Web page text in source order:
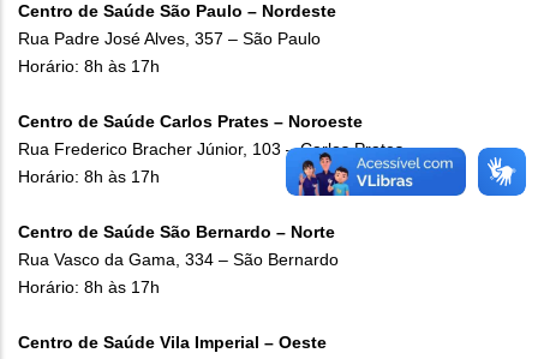
Centro de Saúde São Paulo – Nordeste
Rua Padre José Alves, 357 – São Paulo
Horário: 8h às 17h
Centro de Saúde Carlos Prates – Noroeste
Rua Frederico Bracher Júnior, 103 – Carlos Prates
Horário: 8h às 17h
Centro de Saúde São Bernardo – Norte
Rua Vasco da Gama, 334 – São Bernardo
Horário: 8h às 17h
Centro de Saúde Vila Imperial – Oeste